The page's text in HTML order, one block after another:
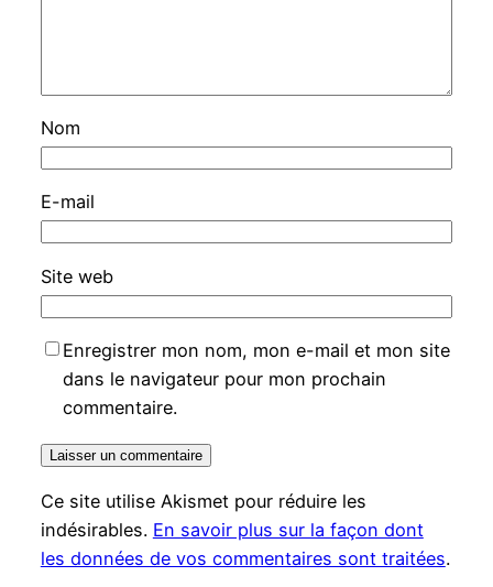
Nom
E-mail
Site web
Enregistrer mon nom, mon e-mail et mon site
dans le navigateur pour mon prochain
commentaire.
Ce site utilise Akismet pour réduire les
indésirables. En savoir plus sur la façon dont
les données de vos commentaires sont traitées.